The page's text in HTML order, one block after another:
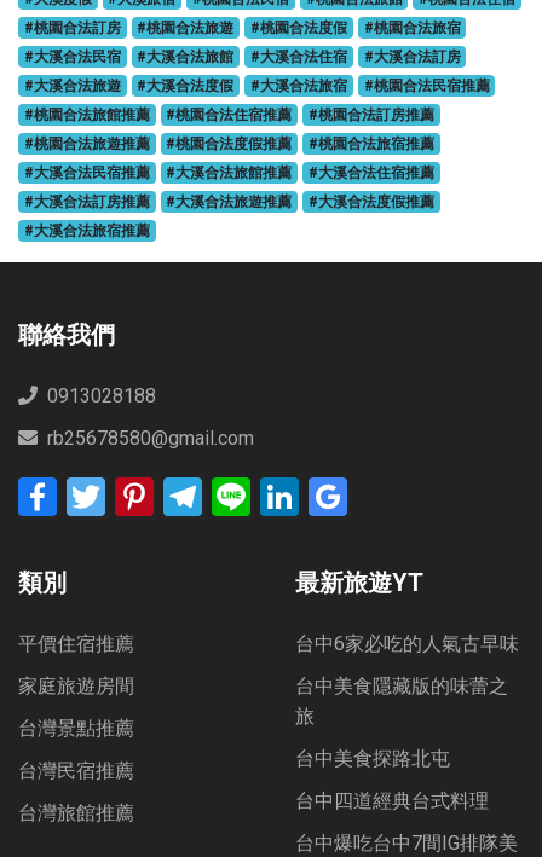
#桃園合法訂房
#桃園合法旅遊 #桃園合法度假
#桃園合法旅宿
#大溪合法民宿
#大溪合法旅館 #大溪合法住宿
#大溪合法訂房
#大溪合法旅遊
#大溪合法度假 #大溪合法旅宿
#桃園合法民宿推薦
#桃園合法旅館推薦
#桃園合法住宿推薦
#桃園合法訂房推薦
#桃園合法旅遊推薦
#桃園合法度假推薦
#桃園合法旅宿推薦
#大溪合法民宿推薦
#大溪合法旅館推薦
#大溪合法住宿推薦
#大溪合法訂房推薦
#大溪合法旅遊推薦
#大溪合法度假推薦
#大溪合法旅宿推薦
聯絡我們
0913028188
rb25678580@gmail.com
FacebookTwitter PinterestTelegram
Line LinkedIn
類別
平價住宿推薦
家庭旅遊房間
台灣景點推薦
台灣民宿推薦
台灣旅館推薦
最新旅遊YT
台中6家必吃的人氣古早味
台中美食隱藏版的味蕾之
旅
台中美食探路北屯
台中四道經典台式料理
台中爆吃台中7間IG排隊美